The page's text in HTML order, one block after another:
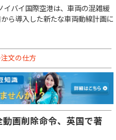
イバイ国際空港は、車両の混雑緩
ら導入した新たな車両動線計画に
注文の仕方
画削除命令、英国で著